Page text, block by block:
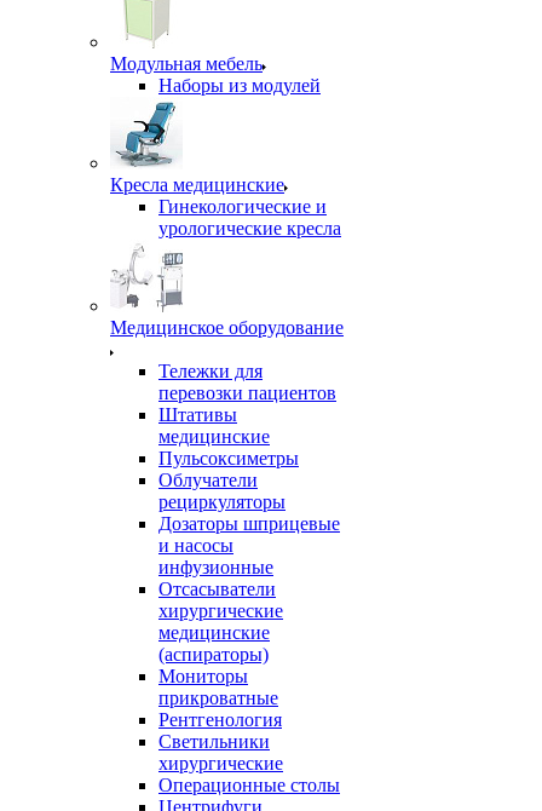
Модульная мебель
Наборы из модулей
Кресла медицинские
Гинекологические и
урологические кресла
Медицинское оборудование
Тележки для
перевозки пациентов
Штативы
медицинские
Пульсоксиметры
Облучатели
рециркуляторы
Дозаторы шприцевые
и насосы
инфузионные
Отсасыватели
хирургические
медицинские
(аспираторы)
Мониторы
прикроватные
Рентгенология
Светильники
хирургические
Операционные столы
Центрифуги